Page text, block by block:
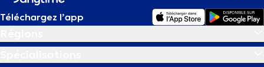
Téléchargez l’app